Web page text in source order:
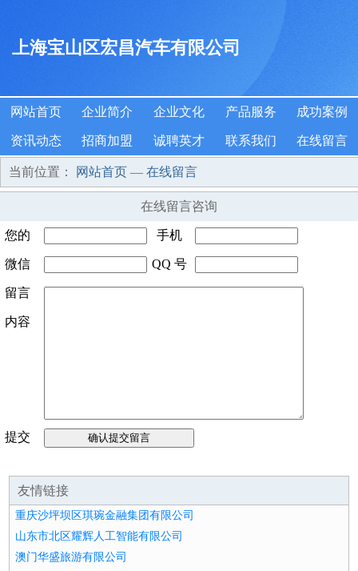
上海宝山区宏昌汽车有限公司
网站首页 企业简介 企业文化 产品服务 成功案例
资讯动态 招商加盟 诚聘英才 联系我们 在线留言
当前位置： 网站首页 — 在线留言
在线留言咨询
您的
姓名
手机
号码
微信
号码
QQ 号
留言
内容
提交
友情链接
重庆沙坪坝区琪琬金融集团有限公司
山东市北区耀辉人工智能有限公司
澳门华盛旅游有限公司